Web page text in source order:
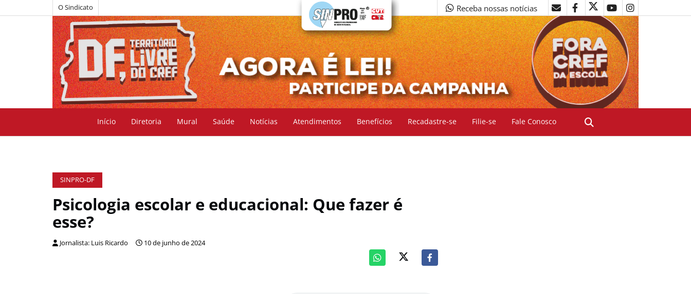
O Sindicato Receba nossas notícias
Início Diretoria Mural Saúde Notícias Atendimentos Benefícios Recadastre-se Filie-se Fale Conosco
SINPRO-DF
Psicologia escolar e educacional: Que fazer é
esse?
Jornalista: Luis Ricardo 10 de junho de 2024